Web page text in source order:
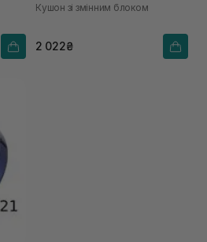
+ 15 г 23 тон
Кушон зі змінним блоком
2 022₴